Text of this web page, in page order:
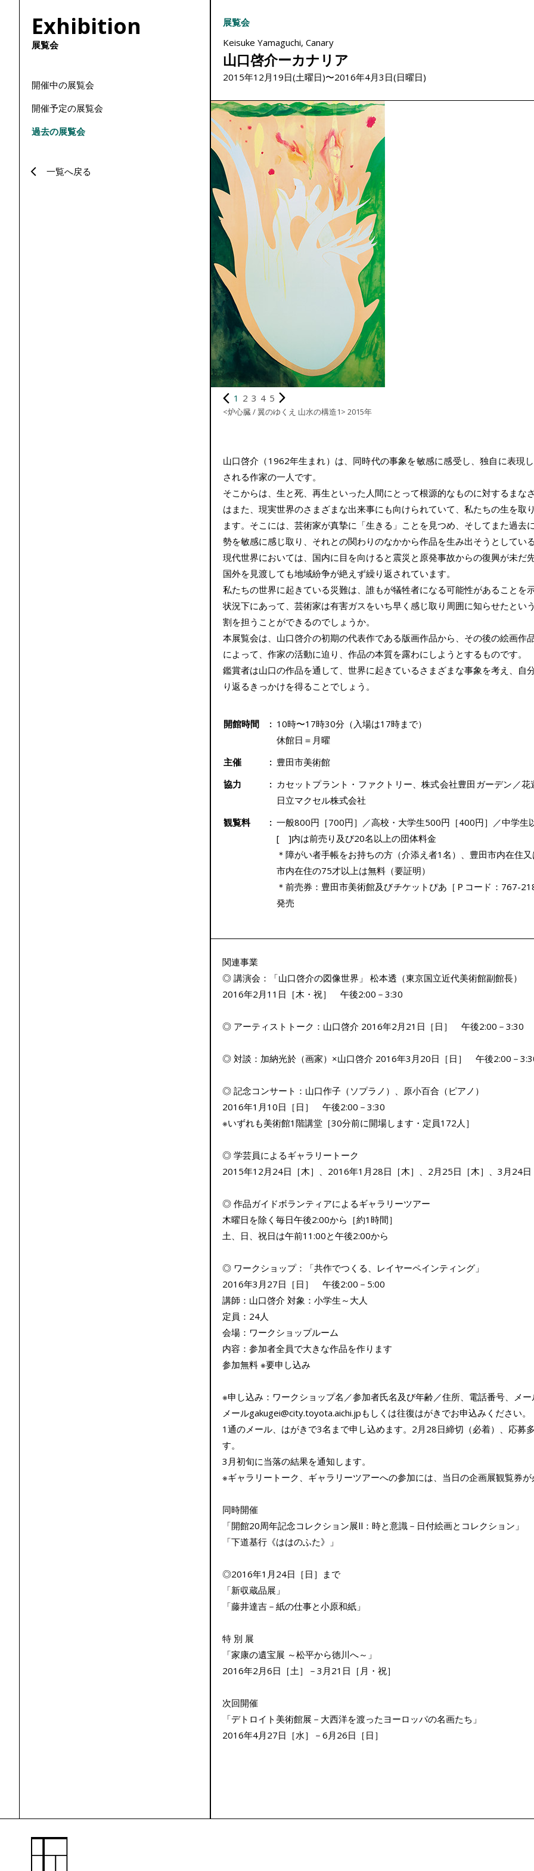
Exhibition
展覧会
開催中の展覧会
開催予定の展覧会
過去の展覧会
一覧へ戻る
展覧会
Keisuke Yamaguchi, Canary
山口啓介ーカナリア
2015年12月19日(土曜日)〜2016年4月3日(日曜日)
<炉心臓 / 翼のゆくえ 山水の構造1> 2015年
1 2 3 4 5
山口啓介（1962年生まれ）は、同時代の事象を敏感に感受し、独自に表現
される作家の一人です。
そこからは、生と死、再生といった人間にとって根源的なものに対するまな
はまた、現実世界のさまざまな出来事にも向けられていて、私たちの生を取
ます。そこには、芸術家が真摯に「生きる」ことを見つめ、そしてまた過去
勢を敏感に感じ取り、それとの関わりのなかから作品を生み出そうとしてい
現代世界においては、国内に目を向けると震災と原発事故からの復興が未だ
国外を見渡しても地域紛争が絶えず繰り返されています。
私たちの世界に起きている災難は、誰もが犠牲者になる可能性があることを
状況下にあって、芸術家は有害ガスをいち早く感じ取り周囲に知らせたとい
割を担うことができるのでしょうか。
本展覧会は、山口啓介の初期の代表作である版画作品から、その後の絵画作
によって、作家の活動に迫り、作品の本質を露わにしようとするものです。
鑑賞者は山口の作品を通して、世界に起きているさまざまな事象を考え、自
り返るきっかけを得ることでしょう。
開館時間
10時〜17時30分（入場は17時まで）
休館日＝月曜
主催
豊田市美術館
協力
カセットプラント・ファクトリー、株式会社豊田ガーデン／花
日立マクセル株式会社
観覧料
一般800円［700円］／高校・大学生500円［400円］／中学生
[ ]内は前売り及び20名以上の団体料金
＊障がい者手帳をお持ちの方（介添え者1名）、豊田市内在住
市内在住の75才以上は無料（要証明）
＊前売券：豊田市美術館及びチケットぴあ［Ｐコード：767-
発売
関連事業
◎ 講演会：「山口啓介の図像世界」 松本透（東京国立近代美術館副館長）
2016年2月11日［木・祝］ 午後2:00－3:30
◎ アーティストトーク：山口啓介 2016年2月21日［日］ 午後2:00－3:30
◎ 対談：加納光於（画家）×山口啓介 2016年3月20日［日］ 午後2:00－
◎ 記念コンサート：山口作子（ソプラノ）、原小百合（ピアノ）
2016年1月10日［日］ 午後2:00－3:30
※いずれも美術館1階講堂［30分前に開場します・定員172人］
◎ 学芸員によるギャラリートーク
2015年12月24日［木］、2016年1月28日［木］、2月25日［木］、3月24
◎ 作品ガイドボランティアによるギャラリーツアー
木曜日を除く毎日午後2:00から［約1時間］
土、日、祝日は午前11:00と午後2:00から
◎ ワークショップ：「共作でつくる、レイヤーペインティング」
2016年3月27日［日］ 午後2:00－5:00
講師：山口啓介 対象：小学生～大人
定員：24人
会場：ワークショップルーム
内容：参加者全員で大きな作品を作ります
参加無料 ※要申し込み
※申し込み：ワークショップ名／参加者氏名及び年齢／住所、電話番号、メー
メールgakugei@city.toyota.aichi.jpもしくは往復はがきでお申込みください。
1通のメール、はがきで3名まで申し込めます。2月28日締切（必着）、応募
す。
3月初旬に当落の結果を通知します。
※ギャラリートーク、ギャラリーツアーへの参加には、当日の企画展観覧券が
同時開催
「開館20周年記念コレクション展Ⅱ：時と意識－日付絵画とコレクション」
「下道基行《ははのふた》」
◎2016年1月24日［日］まで
「新収蔵品展」
「藤井達吉－紙の仕事と小原和紙」
特 別 展
「家康の遺宝展 ～松平から徳川へ～」
2016年2月6日［土］－3月21日［月・祝］
次回開催
「デトロイト美術館展－大西洋を渡ったヨーロッパの名画たち」
2016年4月27日［水］－6月26日［日］